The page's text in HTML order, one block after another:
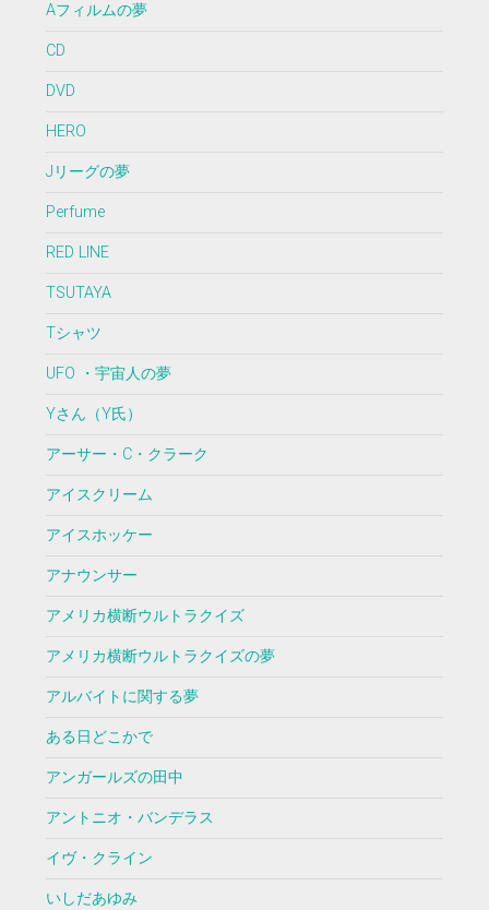
Aフィルムの夢
CD
DVD
HERO
Jリーグの夢
Perfume
RED LINE
TSUTAYA
Tシャツ
UFO ・宇宙人の夢
Yさん（Y氏）
アーサー・C・クラーク
アイスクリーム
アイスホッケー
アナウンサー
アメリカ横断ウルトラクイズ
アメリカ横断ウルトラクイズの夢
アルバイトに関する夢
ある日どこかで
アンガールズの田中
アントニオ・バンデラス
イヴ・クライン
いしだあゆみ